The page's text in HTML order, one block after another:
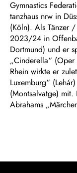
Gymnastics
tanzhaus nrw in
(Köln). Als Tänzer
2023/24 in
Dortmund) und er
„Cinderella“
Rhein wirkte er
Luxemburg“
(Montsalvatge)
Abrahams